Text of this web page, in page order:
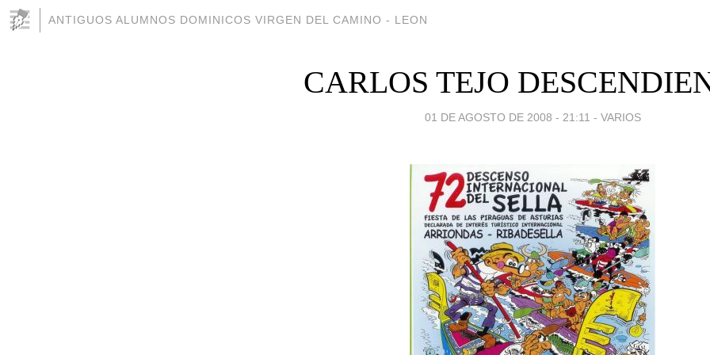
ANTIGUOS ALUMNOS DOMINICOS VIRGEN DEL CAMINO - LEON
CARLOS TEJO
01 DE AGOSTO DE 2008 - 21:11 - VARIOS